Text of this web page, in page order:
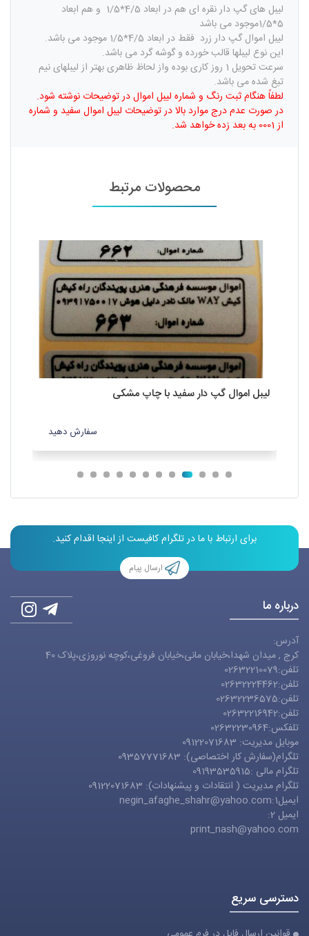
لیبل های گپ دار نقره ای هم در ابعاد 4/5*1/5 و هم ابعاد
5*1/5موجود می باشد
لیبل اموال گپ دار زرد فقط در ابعاد 4/5*1/5 موجود می باشد.
این نوع لیبلها قالب خورده و گوشه گرد می باشد.
سرعت تحویل 1 روز کاری بوده واز لحاظ ظاهری بهتر از لیبلهای نیم
تیغ شده می باشد.
لطفاً هنگام ثبت رنگ و شماره لیبل اموال در توضیحات نوشته شود.
در صورت عدم درج موارد بالا در توضیحات لیبل اموال سفید و شماره
از 0001 به بعد زده خواهد شد.
محصولات مرتبط
لیبل اموال گپ دار سفید با چاپ مشکی
سفارش دهید
برای ارتباط با ما در تلگرام کافیست از اینجا اقدام کنید.
ارسال پیام
درباره ما
آدرس:
کرج , میدان شهدا،خیابان مانی،خیابان فروغی،کوچه نوروزی،پلاک 40
تلفن:02632210079
تلفن:02632224462
تلفن:02632236575
تلفن:02632216942
تلفکس:02632230964
موبایل مدیریت: 09122071683
تلگرام(سفارش کار اختصاصی): 09357771683
تلگرام مالی :09193535915
تلگرام مدیریت ( انتقادات و پیشنهادات): 09122071683
ایمیل1: negin_afaghe_shahr@yahoo.com
ایمیل 2:
print_nash@yahoo.com
دسترسی سریع